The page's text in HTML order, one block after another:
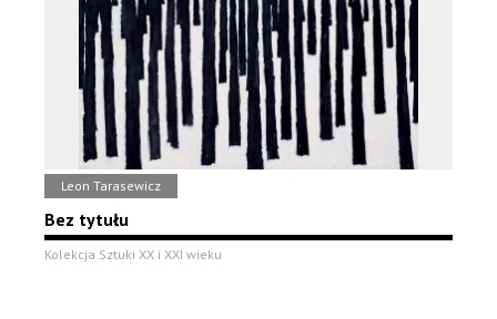
Leon Tarasewicz
Bez tytułu
Kolekcja Sztuki XX i XXI wieku